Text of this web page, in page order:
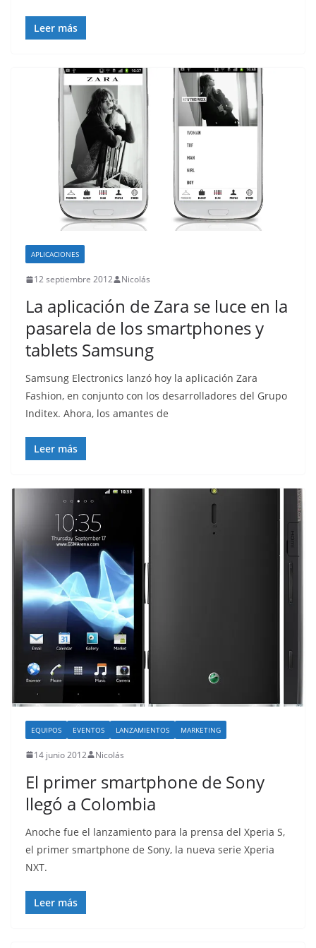
Leer más
APLICACIONES
12 septiembre 2012 Nicolás
La aplicación de Zara se luce en la
pasarela de los smartphones y
tablets Samsung
Samsung Electronics lanzó hoy la aplicación Zara
Fashion, en conjunto con los desarrolladores del Grupo
Inditex. Ahora, los amantes de
Leer más
EQUIPOS EVENTOS LANZAMIENTOS MARKETING
14 junio 2012 Nicolás
El primer smartphone de Sony
llegó a Colombia
Anoche fue el lanzamiento para la prensa del Xperia S,
el primer smartphone de Sony, la nueva serie Xperia
NXT.
Leer más